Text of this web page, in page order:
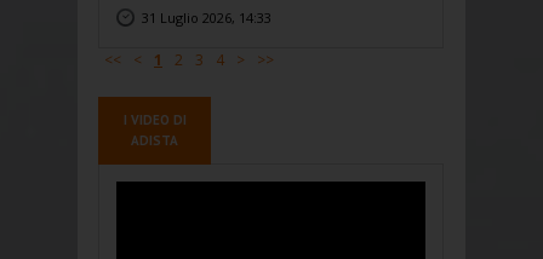
31 Luglio 2026, 14:33
<< < 1 2 3 4 > >>
I VIDEO DI
ADISTA